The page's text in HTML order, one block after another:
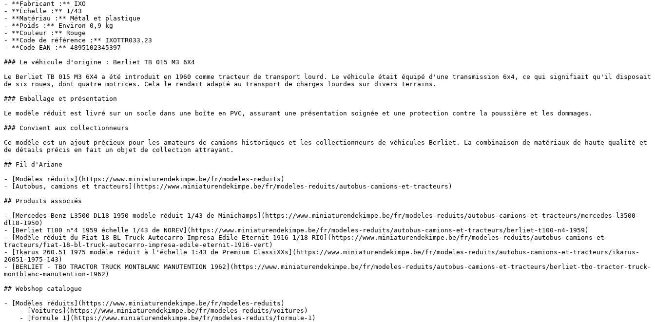
- **Fabricant :** IXO
- **Échelle :** 1/43
- **Matériau :** Métal et plastique
- **Poids :** Environ 0,9 kg
- **Couleur :** Rouge
- **Code de référence :** IXOTTR033.23
- **Code EAN :** 4895102345397
### Le véhicule d'origine : Berliet TB 015 M3 6X4
Le Berliet TB 015 M3 6X4 a été introduit en 1960 comme tracteur de transport lourd. Le véhicule était équipé d'une transmission 6x4, ce qui signifiait qu'il disposait
de six roues, dont quatre motrices. Cela le rendait adapté au transport de charges lourdes sur divers terrains.
### Emballage et présentation
Le modèle réduit est livré sur un socle dans une boîte en PVC, assurant une présentation soignée et une protection contre la poussière et les dommages.
### Convient aux collectionneurs
Ce modèle est un ajout précieux pour les amateurs de camions historiques et les collectionneurs de véhicules Berliet. La combinaison de matériaux de haute qualité et
de détails précis en fait un objet de collection attrayant.
## Fil d'Ariane
- [Modèles réduits](https://www.miniaturendekimpe.be/fr/modeles-reduits)
- [Autobus, camions et tracteurs](https://www.miniaturendekimpe.be/fr/modeles-reduits/autobus-camions-et-tracteurs)
## Produits associés
- [Mercedes-Benz L3500 DL18 1950 modèle réduit 1/43 de Minichamps](https://www.miniaturendekimpe.be/fr/modeles-reduits/autobus-camions-et-tracteurs/mercedes-l3500-
dl18-1950)
- [Berliet T100 n°4 1959 échelle 1/43 de NOREV](https://www.miniaturendekimpe.be/fr/modeles-reduits/autobus-camions-et-tracteurs/berliet-t100-n4-1959)
- [Modèle réduit du Fiat 18 BL Truck Autocarro Impresa Edile Eternit 1916 1/18 RIO](https://www.miniaturendekimpe.be/fr/modeles-reduits/autobus-camions-et-
tracteurs/fiat-18-bl-truck-autocarro-impresa-edile-eternit-1916-vert)
- [Ikarus 260.51 1975 modèle réduit à l'échelle 1:43 de Premium ClassiXXs](https://www.miniaturendekimpe.be/fr/modeles-reduits/autobus-camions-et-tracteurs/ikarus-
26051-1975-143)
- [BERLIET - TBO TRACTOR TRUCK MONTBLANC MANUTENTION 1962](https://www.miniaturendekimpe.be/fr/modeles-reduits/autobus-camions-et-tracteurs/berliet-tbo-tractor-truck-
montblanc-manutention-1962)
## Webshop catalogue
- [Modèles réduits](https://www.miniaturendekimpe.be/fr/modeles-reduits)